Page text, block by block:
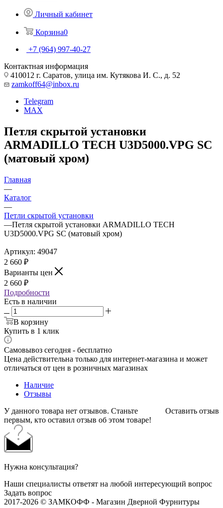
Личный кабинет
Корзина0
+7 (964) 997-40-27
Контактная информация
410012 г. Саратов, улица им. Кутякова И. С., д. 52
zamkoff64@inbox.ru
Telegram
MAX
Петля скрытой установки
ARMADILLO TECH U3D5000.VPG SC
(матовый хром)
Главная
—
Каталог
—
Петли скрытой установки
—Петля скрытой установки ARMADILLO TECH
U3D5000.VPG SC (матовый хром)
Артикул: 49047
2 660 ₽
Варианты цен
2 660 ₽
Подробности
Есть в наличии
В корзину
Купить в 1 клик
Самовывоз сегодня - бесплатно
Цена действительна только для интернет-магазина и может
отличаться от цен в розничных магазинах
Наличие
Отзывы
Оставить отзыв
У данного товара нет отзывов. Станьте
первым, кто оставил отзыв об этом товаре!
Нужна консультация?
Наши специалисты ответят на любой интересующий вопрос
Задать вопрос
2017-2026 © ЗАМКОФФ - Магазин Дверной Фурнитуры